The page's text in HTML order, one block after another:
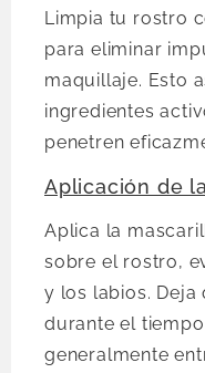
Limpia tu rostro
para eliminar
maquillaje. Esto
ingredientes
penetren
Aplicación de
Aplica la
sobre el rostro,
y los labios.
durante el
generalmente